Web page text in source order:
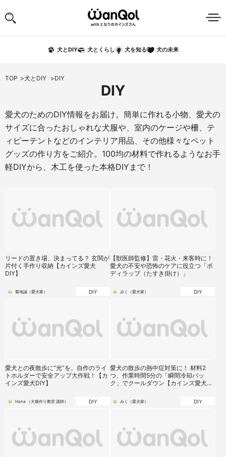
犬とDIY 犬とくらし 犬を知る 犬の未来
TOP 犬とDIY DIY
DIY
愛犬のためのDIY情報をお届け。簡単に作れる小物、愛犬の
サイズに合ったおしゃれな犬服や、室内のケージや柵、テ
ィピーテントなどのインテリア用品、その他様々なペット
グッズの作り方をご紹介。100均の材料で作れるようなお手
軽DIYから、木工を使った本格DIYまで！
リードの置き場、決まってる？ 玄関が
片付く手作り収納【カインズ愛犬
DIY】
菊地誠（愛犬家） DIY
【獣医師監修】雷・花火・来客時に！
愛犬の不安や恐怖のケアに役立つ「ボ
ディラップ（たすき掛け）」
みく（愛犬家） DIY
愛犬との夜散歩に“光”を。自作のライ
トホルダーで安全アップ大作戦！【カ
インズ愛犬DIY】
Hana （犬服作り教室 講師） DIY
愛犬の散歩の熱中症対策に！ 材料2
つ、作業時間5分の「瞬間冷却パッ
ク」でクールダウン【カインズ愛犬
みく（愛犬家） DIY